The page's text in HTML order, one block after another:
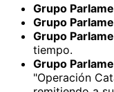
Grupo
Grupo
Grupo
tiempo.
Grupo
"Operación